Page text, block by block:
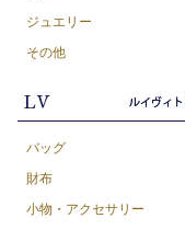
ジュエリー
その他
バッグ
財布
小物・アクセサリー